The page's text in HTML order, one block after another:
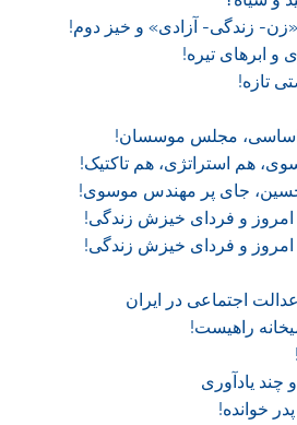
زندگی- آزادی» و خیز دوم!
و ابر‌های تیره!
تازه!
اساسی، مجلس موسسان!
هم استراتژی، هم تاکتیک!
جای پر مهندس موسوی!
امروز و فردای خیزش زندگی!
امروز و فردای خیزش زندگی!
اجتماعی در ایران
راهیست!‏
یادآوری
خوانده!‏